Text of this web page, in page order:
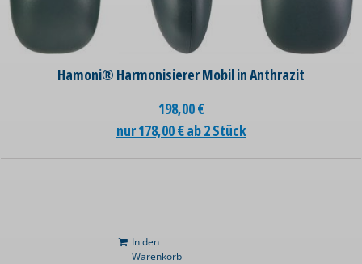
Hamoni® Harmonisierer Mobil in Anthrazit
198,00€
nur 178,00 € ab 2 Stück
In den
Warenkorb